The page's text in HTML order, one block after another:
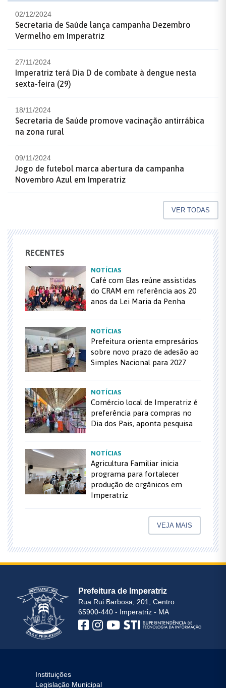
02/12/2024
Secretaria de Saúde lança campanha Dezembro
Vermelho em Imperatriz
27/11/2024
Imperatriz terá Dia D de combate à dengue nesta
sexta-feira (29)
18/11/2024
Secretaria de Saúde promove vacinação antirrábica
na zona rural
09/11/2024
Jogo de futebol marca abertura da campanha
Novembro Azul em Imperatriz
VER TODAS
RECENTES
NOTÍCIAS
Café com Elas reúne assistidas
do CRAM em referência aos 20
anos da Lei Maria da Penha
NOTÍCIAS
Prefeitura orienta empresários
sobre novo prazo de adesão ao
Simples Nacional para 2027
NOTÍCIAS
Comércio local de Imperatriz é
preferência para compras no
Dia dos Pais, aponta pesquisa
NOTÍCIAS
Agricultura Familiar inicia
programa para fortalecer
produção de orgânicos em
Imperatriz
VEJA MAIS
Prefeitura de Imperatriz
Rua Rui Barbosa, 201, Centro
65900-440 - Imperatriz - MA
Instituições
Legislação Municipal